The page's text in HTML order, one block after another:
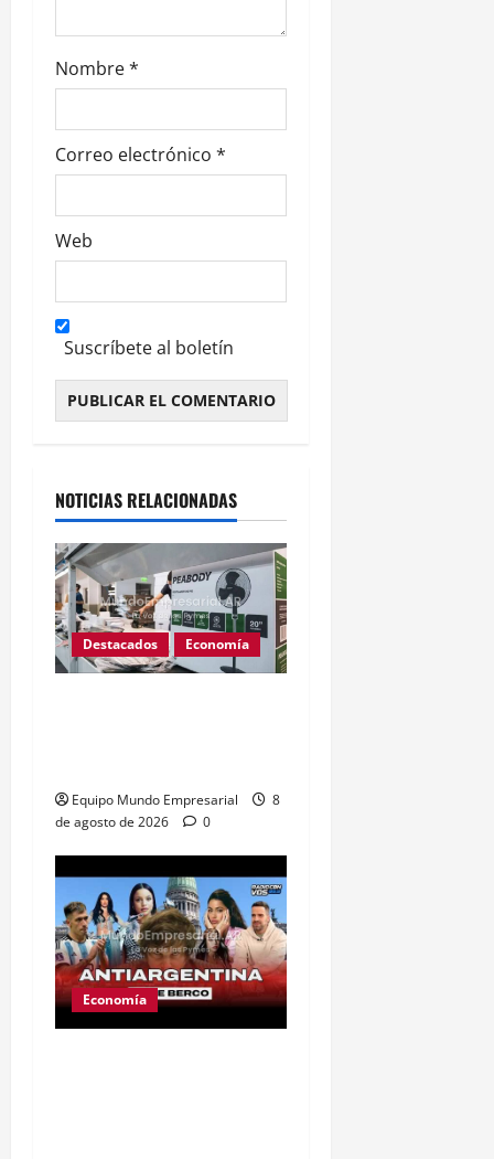
a
d
a
s
Nombre*
Correo electrónico *
Web
Suscríbete al boletín
NOTICIAS RELACIONADAS
Destacados Economía
Equipo Mundo Empresarial
8
de agosto de 2026
0
Economía